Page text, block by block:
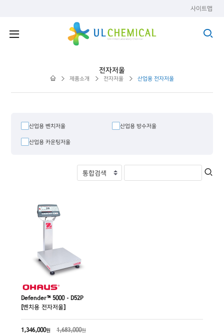
사이트맵
전자저울
제품소개 전자저울 산업용 전자저울
산업용 벤치저울
산업용 방수저울
산업용 카운팅저울
Defender™ 5000 - D52P
[벤치용 전자저울]
1,346,000원 1,683,000원